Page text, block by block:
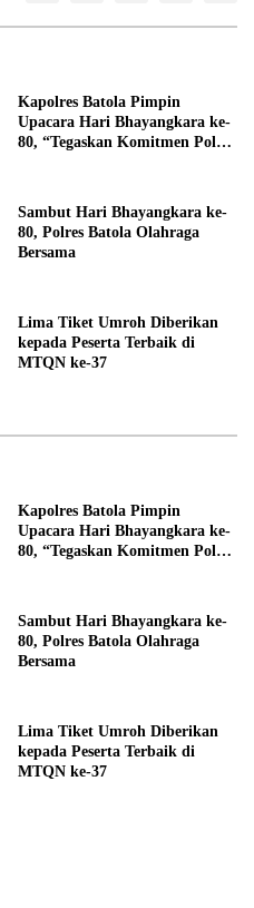
Kapolres Batola Pimpin
Upacara Hari Bhayangkara ke-
80, “Tegaskan Komitmen Polri
Sambut Hari Bhayangkara ke-
80, Polres Batola Olahraga
Bersama
Lima Tiket Umroh Diberikan
kepada Peserta Terbaik di
MTQN ke-37
Kapolres Batola Pimpin
Upacara Hari Bhayangkara ke-
80, “Tegaskan Komitmen Polri
Sambut Hari Bhayangkara ke-
80, Polres Batola Olahraga
Bersama
Lima Tiket Umroh Diberikan
kepada Peserta Terbaik di
MTQN ke-37